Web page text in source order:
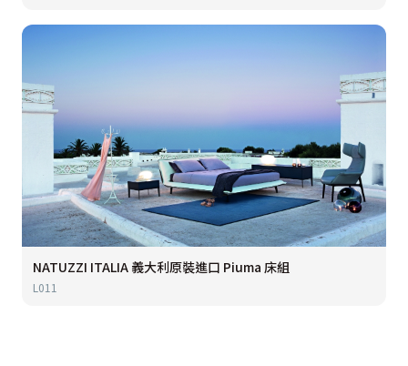
NATUZZI ITALIA 義大利原裝進口 Piuma 床組
L011